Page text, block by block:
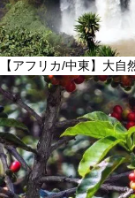
【アフリカ/中東】大